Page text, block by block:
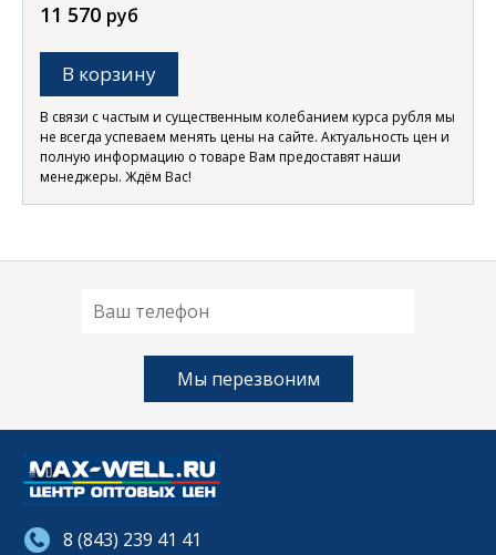
11 570 руб
В корзину
В связи с частым и существенным колебанием курса рубля мы
не всегда успеваем менять цены на сайте. Актуальность цен и
полную информацию о товаре Вам предоставят наши
менеджеры. Ждём Вас!
8 (843) 239 41 41